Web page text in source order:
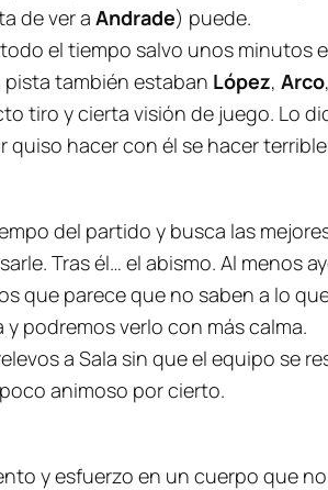
de ver a Andrade) puede.
el tiempo salvo unos minutos
pista también estaban López, Arco,
tiro y cierta visión de juego. Lo
hacer con él se hacer
del partido y busca las
Tras él… el abismo. Al menos
que parece que no saben a lo
podremos verlo con más calma.
a Sala sin que el equipo se
animoso por cierto.
y esfuerzo en un cuerpo que